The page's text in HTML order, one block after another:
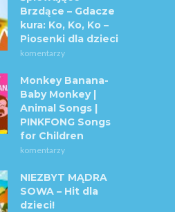
Brzdące – Gdacze
kura: Ko, Ko, Ko –
Piosenki dla dzieci
komentarzy
Monkey Banana-
Baby Monkey |
Animal Songs |
PINKFONG Songs
for Children
komentarzy
NIEZBYT MĄDRA
SOWA – Hit dla
dzieci!